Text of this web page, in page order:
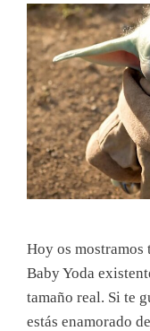
Hoy os mostramos
Baby Yoda
tamaño real. Si te
estás enamorado